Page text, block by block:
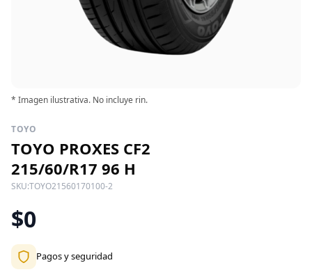
* Imagen ilustrativa. No incluye rin.
TOYO
TOYO PROXES CF2
215/60/R17 96 H
SKU:TOYO21560170100-2
$0
Pagos y seguridad